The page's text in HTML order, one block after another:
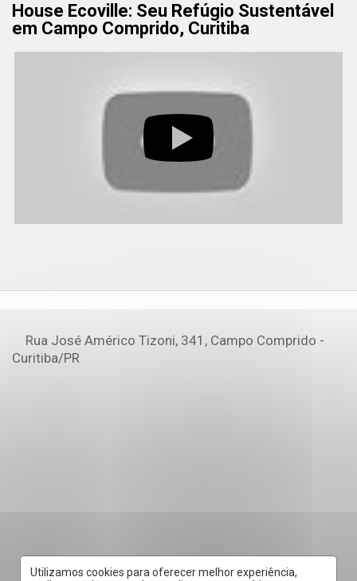
Utilizamos cookies para oferecer melhor experiência,
House Ecoville: Seu Refúgio Sustentável
em Campo Comprido, Curitiba
Rua José Américo Tizoni, 341, Campo Comprido -
Curitiba/PR